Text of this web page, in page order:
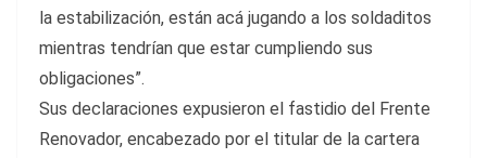
la estabilización, están acá jugando a los soldaditos
mientras tendrían que estar cumpliendo sus
obligaciones”.
Sus declaraciones expusieron el fastidio del Frente
Renovador, encabezado por el titular de la cartera